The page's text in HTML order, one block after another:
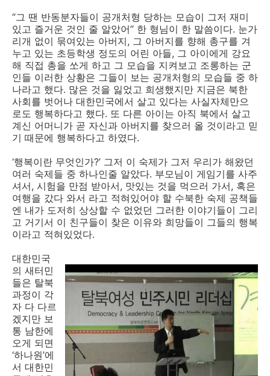
“그 땐 반동분자들이 공개처형 당하는 모습이 그저 재미
있고 즐거운 것인 줄 알았어” 한 형님이 한 말씀이다. 눈가
리개 없이 묶여있는 아버지, 그 아버지를 향해 총구를 겨
누고 있는 초등학생 정도의 어린 아들, 그 아이에게 강요
해 직접 총을 쏘게 하고 그 모습을 지켜보고 조롱하는 군
인들 이러한 상황은 그들이 보는 공개처형의 모습들 중 하
나라고 했다. 많은 것을 잃었고 희생했지만 지금은 북한
사회를 벗어나 대한민국에서 살고 있다는 사실자체만으
로도 행복하다고 했다. 또 다른 아이는 아직 북에서 살고
계신 어머니가 곧 자신과 아버지를 찾으러 올 것이라고 믿
기 때문에 행복하다고 하였다.
‘행복이란 무엇인가?’ 그저 이 숙제가 그저 우리가 해왔던
여러 숙제들 중 하나인줄 알았다. 부모님이 게임기를 사주
셔서, 시험을 만점 받아서, 맛있는 것을 먹으러 가서, 혹은
여행을 갔다 와서 라고 적혀있어야 할 수북한 숙제 공책들
엔 내가 도저히 상상할 수 없었던 그러한 이야기들이 그리
고 거기서 이 친구들이 찾은 이유와 희망들이 그들의 행복
이라고 적혀있었다.
대한민국
의 새터민
들은 탈북
과정이 각
자 다 다르
겠지만 보
통 남한에
오게 되면
‘하나원’에
서 대한민